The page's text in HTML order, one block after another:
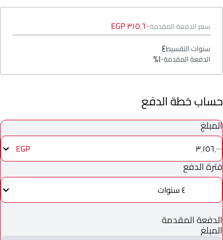
سعر الدفعة المقدمة٣١٥٬٦٠٠ EGP
سنوات التقسيط٤
الدفعة المقدمة١٠%
حساب خطة الدفع
المبلغ
٣٬١٥٦٬٠٠٠ EGP
فترة الدفع
٤ سنوات
الدفعة المقدمة
المبلغ